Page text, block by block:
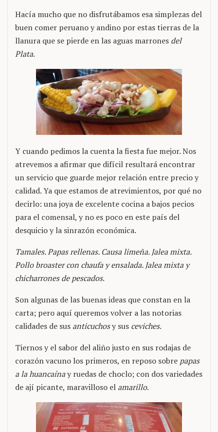
Hacía mucho que no disfrutábamos esa simplezas del
buen comer peruano y andino por estas tierras de la
llanura que se pierde en las aguas marrones del
Plata.
Y cuando pedimos la cuenta la fiesta fue mejor. Nos
atrevemos a afirmar que difícil resultará encontrar
un servicio que guarde mejor relación entre precio y
calidad. Ya que estamos de atrevimientos, por qué no
decirlo: una joya de excelente cocina a bajos pecios
para el comensal, y no es poco en este país del
desquicio y la sinrazón económica.
Tamales. Papas rellenas. Causa limeña. Jalea mixta.
Pollo broaster con chaufa y ensalada. Jalea mixta y
chicharrones de pescados.
Son algunas de las buenas ideas que constan en la
carta; pero aquí queremos volver a las notorias
calidades de sus anticuchosy sus ceviches.
Tiernos y el sabor del aliño justo en sus rodajas de
corazón vacuno los primeros, en reposo sobre papas
a la huancaínay ruedas de choclo; con dos variedades
de ají picante, maravilloso el amarillo.